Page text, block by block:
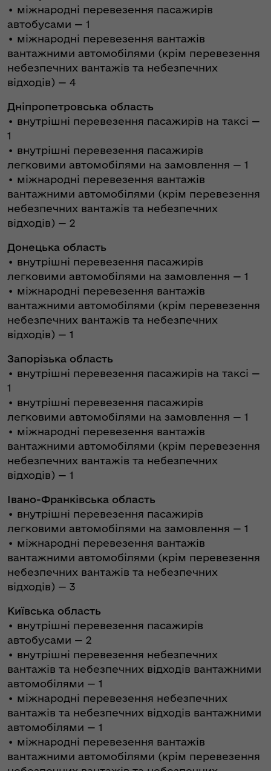
• міжнародні перевезення пасажирів
автобусами — 1
• міжнародні перевезення вантажів
вантажними автомобілями (крім перевезення
небезпечних вантажів та небезпечних
відходів) — 4
Дніпропетровська область
• внутрішні перевезення пасажирів на таксі —
1
• внутрішні перевезення пасажирів
легковими автомобілями на замовлення — 1
• міжнародні перевезення вантажів
вантажними автомобілями (крім перевезення
небезпечних вантажів та небезпечних
відходів) — 2
Донецька область
• внутрішні перевезення пасажирів
легковими автомобілями на замовлення — 1
• міжнародні перевезення вантажів
вантажними автомобілями (крім перевезення
небезпечних вантажів та небезпечних
відходів) — 1
Запорізька область
• внутрішні перевезення пасажирів на таксі —
1
• внутрішні перевезення пасажирів
легковими автомобілями на замовлення — 1
• міжнародні перевезення вантажів
вантажними автомобілями (крім перевезення
небезпечних вантажів та небезпечних
відходів) — 1
Івано-Франківська область
• внутрішні перевезення пасажирів
легковими автомобілями на замовлення — 1
• міжнародні перевезення вантажів
вантажними автомобілями (крім перевезення
небезпечних вантажів та небезпечних
відходів) — 3
Київська область
• внутрішні перевезення пасажирів
автобусами — 2
• внутрішні перевезення небезпечних
вантажів та небезпечних відходів вантажними
автомобілями — 1
• міжнародні перевезення небезпечних
вантажів та небезпечних відходів вантажними
автомобілями — 1
• міжнародні перевезення вантажів
вантажними автомобілями (крім перевезення